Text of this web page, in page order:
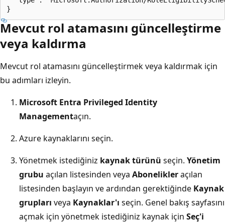
Mevcut rol atamasını güncelleştirme
veya kaldırma
Mevcut rol atamasını güncelleştirmek veya kaldırmak için
bu adımları izleyin.
Microsoft Entra Privileged Identity
Managementaçın.
Azure kaynaklarını seçin.
Yönetmek istediğiniz kaynak türünü seçin. Yönetim
grubu açılan listesinden veya Abonelikleraçılan
listesinden başlayın ve ardından gerektiğinde Kaynak
grupları veya Kaynaklar'ı seçin. Genel bakış sayfasını
açmak için yönetmek istediğiniz kaynak için Seç'i